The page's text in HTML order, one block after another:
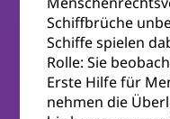
Schiffbrüche
Schiffe spielen
Rolle: Sie
Erste Hilfe für
nehmen die